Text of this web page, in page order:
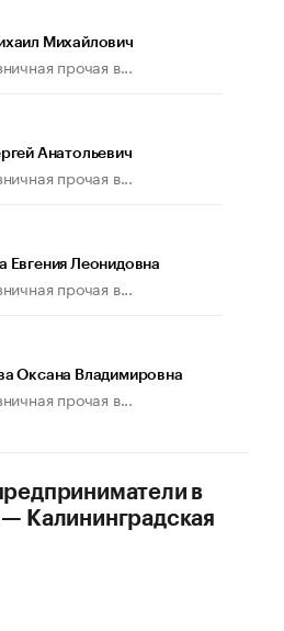
Павла Дурова значат для
Михайлович
прочая в...
Анатольевич
прочая в...
Евгения Леонидовна
прочая в...
Оксана Владимировна
прочая в...
в
Калининградская